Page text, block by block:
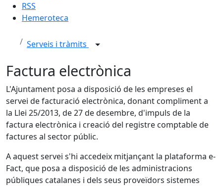
RSS
Hemeroteca
Serveis i tràmits
Factura electrònica
L'Ajuntament posa a disposició de les empreses el
servei de facturació electrònica, donant compliment a
la Llei 25/2013, de 27 de desembre, d'impuls de la
factura electrònica i creació del registre comptable de
factures al sector públic.
A aquest servei s'hi accedeix mitjançant la plataforma e-
Fact, que posa a disposició de les administracions
públiques catalanes i dels seus proveïdors sistemes